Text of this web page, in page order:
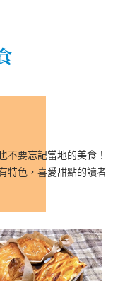
不要忘記當地的美食！
特色，喜愛甜點的讀者